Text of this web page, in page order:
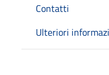
Contatti
Ulteriori